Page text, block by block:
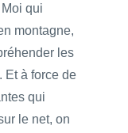
qui
montagne,
les
Et à force de
qui
le net, on